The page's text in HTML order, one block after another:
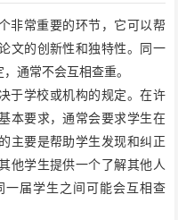
非常重要的环节，它可以帮
文的创新性和独特性。同一
通常不会互相查重。
于学校或机构的规定。在许
本要求，通常会要求学生在
主要是帮助学生发现和纠正
他学生提供一个了解其他人
届学生之间可能会互相查